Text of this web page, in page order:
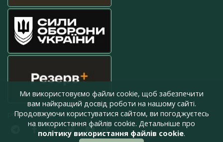
press@armyinform.com.ua
Ми використовуємо файли cookie, щоб забезпечити
вам найкращий досвід роботи на нашому сайті.
Продовжуючи користуватися сайтом, ви погоджуєтесь
на використання файлів cookie. Детальніше про
політику використання файлів cookie.